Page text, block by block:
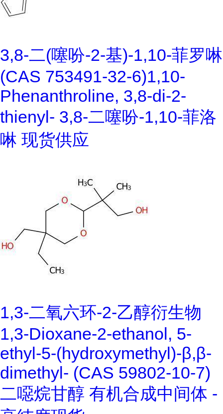
3,8-二(噻吩-2-基)-1,10-菲罗啉
(CAS 753491-32-6)1,10-
Phenanthroline, 3,8-di-2-
thienyl- 3,8-二噻吩-1,10-菲洛
啉 现货供应
1,3-二氧六环-2-乙醇衍生物
1,3-Dioxane-2-ethanol, 5-
ethyl-5-(hydroxymethyl)-β,β-
dimethyl- (CAS 59802-10-7)
二噁烷甘醇 有机合成中间体 -